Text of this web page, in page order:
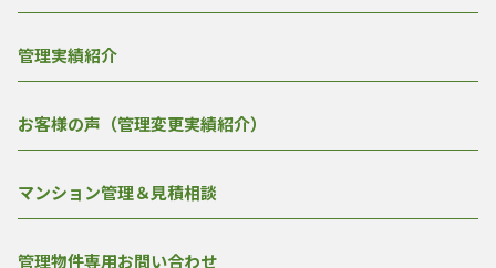
管理実績紹介
お客様の声（管理変更実績紹介）
マンション管理＆見積相談
管理物件専用お問い合わせ